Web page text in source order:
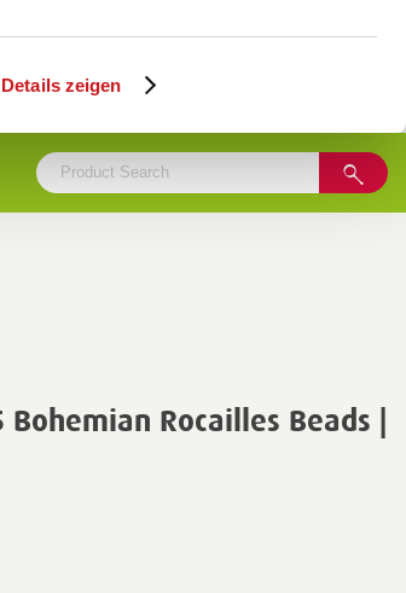
Details zeigen
Rocailles Beads |